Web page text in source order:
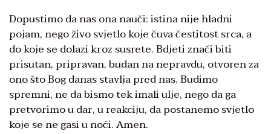
Dopustimo da nas ona nauči: istina nije hladni
pojam, nego živo svjetlo koje čuva čestitost srca, a
do koje se dolazi kroz susrete. Bdjeti znači biti
prisutan, pripravan, budan na nepravdu, otvoren za
ono što Bog danas stavlja pred nas. Budimo
spremni, ne da bismo tek imali ulje, nego da ga
pretvorimo u dar, u reakciju, da postanemo svjetlo
koje se ne gasi u noći. Amen.